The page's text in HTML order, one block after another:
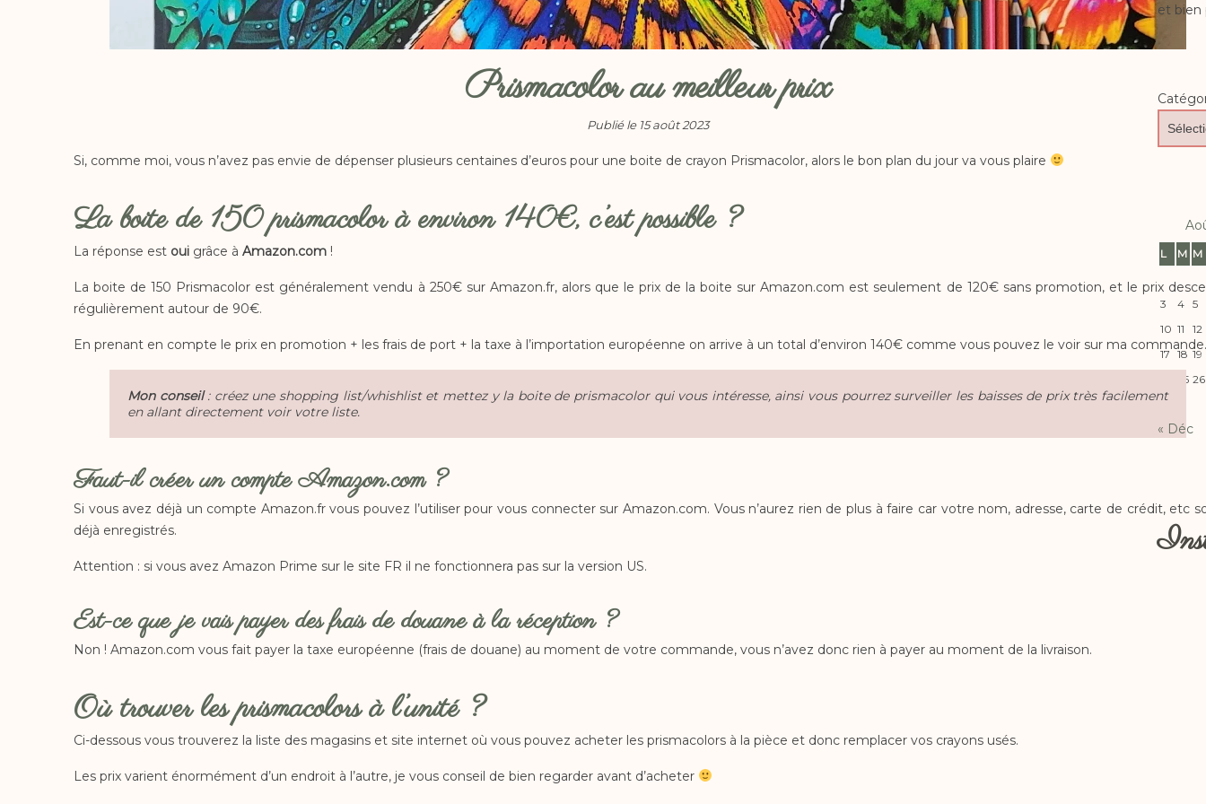
Prismacolor au meilleur prix
Publié le 15 août 2023
Si, comme moi, vous n’avez pas envie de dépenser plusieurs centaines d’euros pour une boite de crayon Prismacolor, alors le bon plan du jour va vous plaire
La boite de 150 prismacolor à environ 140€, c’est possible ?
La réponse est oui grâce à Amazon.com !
La boite de 150 Prismacolor est généralement vendu à 250€ sur Amazon.fr, alors que le prix de la boite sur Amazon.com est seulement de 120€ sans promotion, et le prix
régulièrement autour de 90€.
En prenant en compte le prix en promotion + les frais de port + la taxe à l’importation européenne on arrive à un total d’environ 140€ comme vous pouvez le voir sur ma commande.
Mon conseil: créez une shopping list/whishlist et mettez y la boite de prismacolor qui vous intéresse, ainsi vous pourrez surveiller les baisses de prix très facilement
en allant directement voir votre liste.
Faut-il créer un compte Amazon.com ?
Si vous avez déjà un compte Amazon.fr vous pouvez l’utiliser pour vous connecter sur Amazon.com. Vous n’aurez rien de plus à faire car votre nom, adresse, carte de crédit, etc
déjà enregistrés.
Attention : si vous avez Amazon Prime sur le site FR il ne fonctionnera pas sur la version US.
Est-ce que je vais payer des frais de douane à la réception ?
Non ! Amazon.com vous fait payer la taxe européenne (frais de douane) au moment de votre commande, vous n’avez donc rien à payer au moment de la livraison.
Où trouver les prismacolors à l’unité ?
Ci-dessous vous trouverez la liste des magasins et site internet où vous pouvez acheter les prismacolors à la pièce et donc remplacer vos crayons usés.
Les prix varient énormément d’un endroit à l’autre, je vous conseil de bien regarder avant d’acheter
et bien
L M M
3 4 5
10 11
12
17 18 19
25 26
31
« Déc